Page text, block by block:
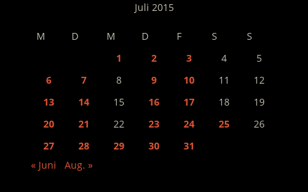
Juli 2015
M D M D F S
S
1
2 3 4
5
6
7 8 9 10 11
12
13
14 15 16 17 18
19
20
21 22 23 24 25
26
27
28 29 30
31
« Juni
Aug. »